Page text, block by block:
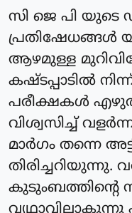
സി ജെ പി യുടെ
പ്രതിഷേധങ്ങൾ
ആഴമുള്ള
കഷ്ടപ്പാടിൽ
പരീക്ഷകൾ
വിശ്വസിച്ച്
മാർഗം തന്നെ
കുടുംബത്തിന്റെ